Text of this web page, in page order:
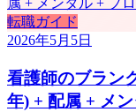
転職ガイド
2026年5月5日
看護師のブラン
年) + 配属 + メ